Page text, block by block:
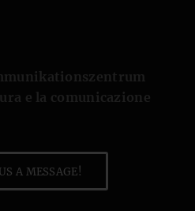
e la comunicazione
A MESSAGE!